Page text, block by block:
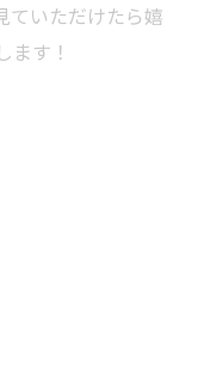
ていただけたら嬉
ます！